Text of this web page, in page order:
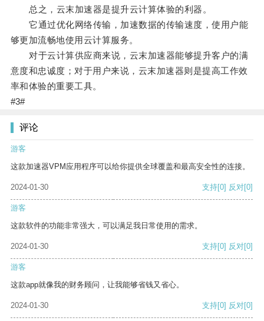
总之，云末加速器是提升云计算体验的利器。
它通过优化网络传输，加速数据的传输速度，使用户能
够更加流畅地使用云计算服务。
对于云计算供应商来说，云末加速器能够提升客户的满
意度和忠诚度；对于用户来说，云末加速器则是提高工作效
率和体验的重要工具。
#3#
评论
游客
这款加速器VPM应用程序可以给你提供全球覆盖和最高安全性的连接。
2024-01-30 支持[0] 反对[0]
游客
这款软件的功能非常强大，可以满足我日常使用的需求。
2024-01-30 支持[0] 反对[0]
游客
这款app就像我的财务顾问，让我能够省钱又省心。
2024-01-30 支持[0] 反对[0]